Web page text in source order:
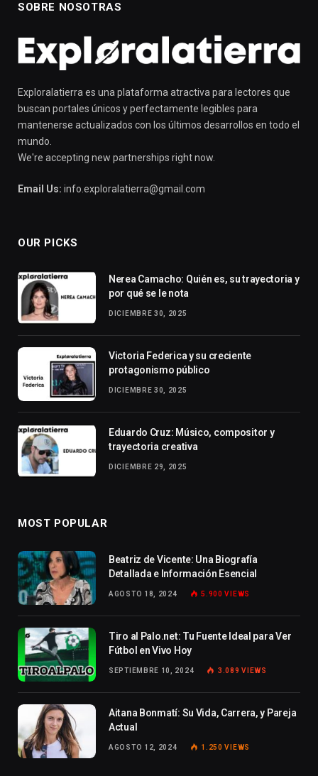
SOBRE NOSOTRAS
Exploralatierra es una plataforma atractiva para lectores que
buscan portales únicos y perfectamente legibles para
mantenerse actualizados con los últimos desarrollos en todo el
mundo.
We're accepting new partnerships right now.
Email Us: info.exploralatierra@gmail.com
OUR PICKS
Nerea Camacho: Quién es, su trayectoria y
por qué se le nota
DICIEMBRE 30, 2025
Victoria Federica y su creciente
protagonismo público
DICIEMBRE 30, 2025
Eduardo Cruz: Músico, compositor y
trayectoria creativa
DICIEMBRE 29, 2025
MOST POPULAR
Beatriz de Vicente: Una Biografía
Detallada e Información Esencial
AGOSTO 18, 2024 5.900VIEWS
Tiro al Palo.net: Tu Fuente Ideal para Ver
Fútbol en Vivo Hoy
SEPTIEMBRE 10, 2024 3.089VIEWS
Aitana Bonmatí: Su Vida, Carrera, y Pareja
Actual
AGOSTO 12, 2024 1.250VIEWS